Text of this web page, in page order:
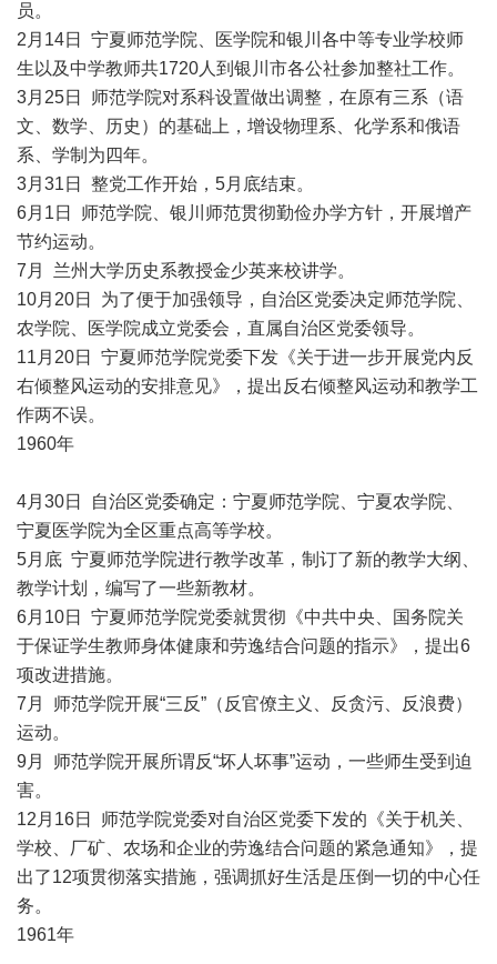
员。
2月14日 宁夏师范学院、医学院和银川各中等专业学校师
生以及中学教师共1720人到银川市各公社参加整社工作。
3月25日 师范学院对系科设置做出调整，在原有三系（语
文、数学、历史）的基础上，增设物理系、化学系和俄语
系、学制为四年。
3月31日 整党工作开始，5月底结束。
6月1日 师范学院、银川师范贯彻勤俭办学方针，开展增产
节约运动。
7月 兰州大学历史系教授金少英来校讲学。
10月20日 为了便于加强领导，自治区党委决定师范学院、
农学院、医学院成立党委会，直属自治区党委领导。
11月20日 宁夏师范学院党委下发《关于进一步开展党内反
右倾整风运动的安排意见》，提出反右倾整风运动和教学工
作两不误。
1960年
4月30日 自治区党委确定：宁夏师范学院、宁夏农学院、
宁夏医学院为全区重点高等学校。
5月底 宁夏师范学院进行教学改革，制订了新的教学大纲、
教学计划，编写了一些新教材。
6月10日 宁夏师范学院党委就贯彻《中共中央、国务院关
于保证学生教师身体健康和劳逸结合问题的指示》，提出6
项改进措施。
7月 师范学院开展“三反”（反官僚主义、反贪污、反浪费）
运动。
9月 师范学院开展所谓反“坏人坏事”运动，一些师生受到迫
害。
12月16日 师范学院党委对自治区党委下发的《关于机关、
学校、厂矿、农场和企业的劳逸结合问题的紧急通知》，提
出了12项贯彻落实措施，强调抓好生活是压倒一切的中心任
务。
1961年